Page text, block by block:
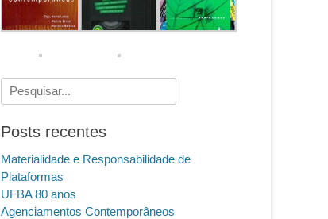
Pesquisar
por:
Posts recentes
Materialidade e Responsabilidade de
Plataformas
UFBA 80 anos
Agenciamentos Contemporâneos